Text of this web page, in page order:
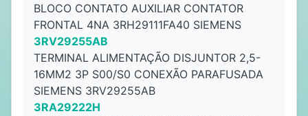
BLOCO CONTATO AUXILIAR CONTATOR
FRONTAL 4NA 3RH29111FA40 SIEMENS
3RV29255AB
TERMINAL ALIMENTAÇÃO DISJUNTOR 2,5-
16MM2 3P S00/S0 CONEXÃO PARAFUSADA
SIEMENS 3RV29255AB
3RA29222H